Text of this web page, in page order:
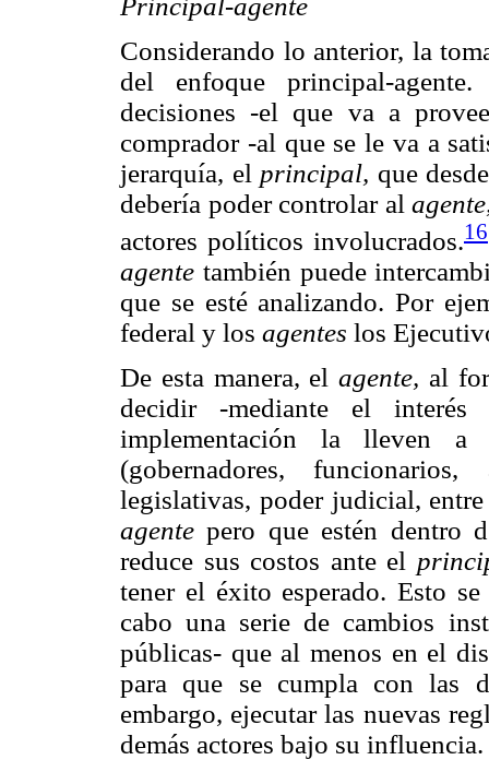
Principal-agente
Considerando lo anterior, la
del enfoque principal-
decisiones -el que va a
comprador -al que se le va a
jerarquía, el principal, que
debería poder controlar al
actores políticos involucrados.16
agente también puede
que se esté analizando. Por
federal y los agentes los
De esta manera, elagente, al
decidir -mediante el
implementación la lleven a
(gobernadores,
legislativas, poder judicial,
agente pero que estén dentro
reduce sus costos ante el
tener el éxito esperado. Esto
cabo una serie de cambios
públicas- que al menos en el
para que se cumpla con las
embargo, ejecutar las nuevas
demás actores bajo su influencia.